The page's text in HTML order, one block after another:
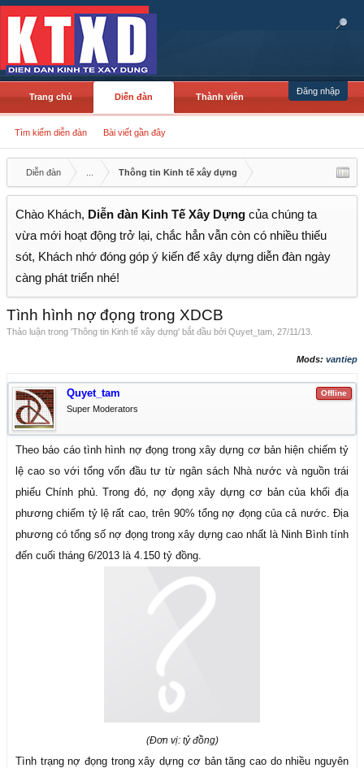
Đăng nhập
Trang chủ Diễn đàn
Tìm kiếm diễn đàn Bài viết gần đây
Thành viên
Diễn đàn Thông tin Kinh tế xây dựng
Chào Khách, Diễn đàn Kinh Tế Xây Dựng của chúng ta
vừa mới hoạt động trở lại, chắc hẳn vẫn còn có nhiều thiếu
sót, Khách nhớ đóng góp ý kiến để xây dựng diễn đàn ngày
càng phát triển nhé!
Tình hình nợ đọng trong XDCB
Thảo luận trong 'Thông tin Kinh tế xây dựng' bắt đầu bởi Quyet_tam 27/11/13
Mods: vantiep
Offline
Quyet_tam
Super Moderators
Theo báo cáo tình hình nợ đọng trong xây dựng cơ bản hiện chiếm tỷ
lệ cao so với tổng vốn đầu tư từ ngân sách Nhà nước và nguồn trái
phiếu Chính phủ. Trong đó, nợ đọng xây dựng cơ bản của khối địa
phương chiếm tỷ lệ rất cao, trên 90% tổng nợ đọng của cả nước. Địa
phương có tổng số nợ đọng trong xây dựng cao nhất là Ninh Bình tính
đến cuối tháng 6/2013 là 4.150 tỷ đồng.
(Đơn vị: tỷ đồng)
Tình trạng nợ đọng trong xây dựng cơ bản tăng cao do nhiều nguyên